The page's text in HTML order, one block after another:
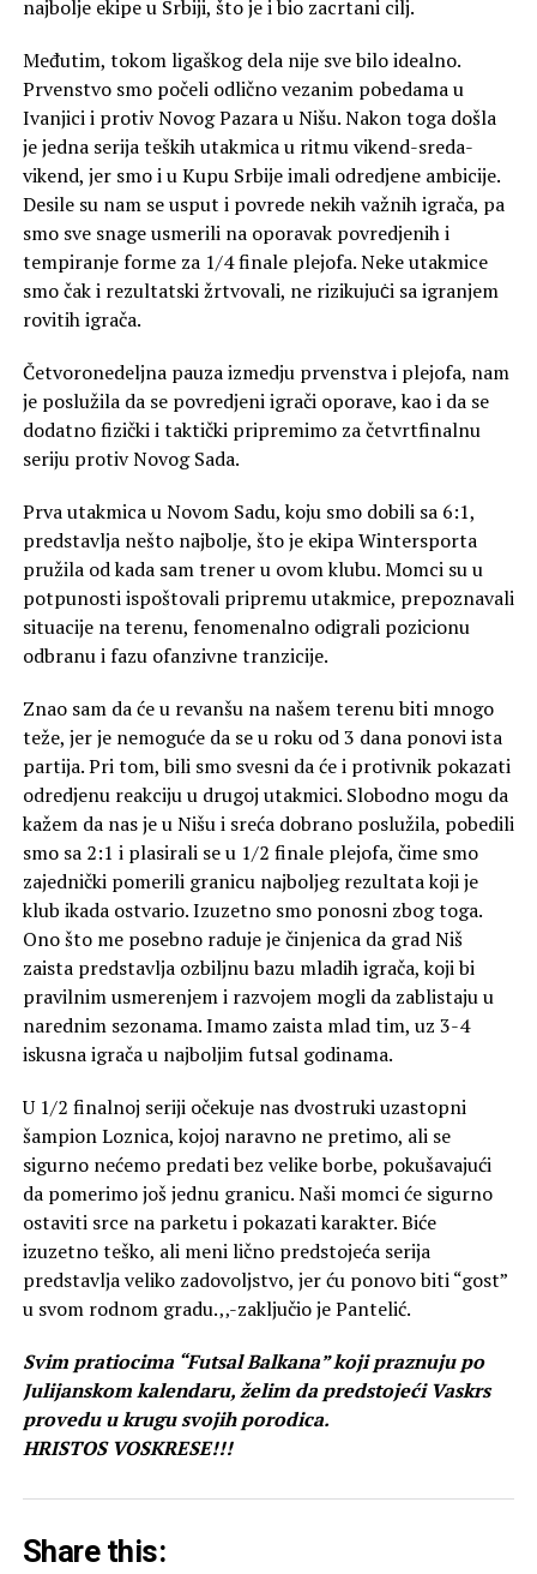
najbolje ekipe u Srbiji, što je i bio zacrtani cilj.
Međutim, tokom ligaškog dela nije sve bilo idealno.
Prvenstvo smo počeli odlično vezanim pobedama u
Ivanjici i protiv Novog Pazara u Nišu. Nakon toga došla
je jedna serija teških utakmica u ritmu vikend-sreda-
vikend, jer smo i u Kupu Srbije imali odredjene ambicije.
Desile su nam se usput i povrede nekih važnih igrača, pa
smo sve snage usmerili na oporavak povredjenih i
tempiranje forme za 1/4 finale plejofa. Neke utakmice
smo čak i rezultatski žrtvovali, ne rizikujuċi sa igranjem
rovitih igrača.
Četvoronedeljna pauza izmedju prvenstva i plejofa, nam
je poslužila da se povredjeni igrači oporave, kao i da se
dodatno fizički i taktički pripremimo za četvrtfinalnu
seriju protiv Novog Sada.
Prva utakmica u Novom Sadu, koju smo dobili sa 6:1,
predstavlja nešto najbolje, što je ekipa Wintersporta
pružila od kada sam trener u ovom klubu. Momci su u
potpunosti ispoštovali pripremu utakmice, prepoznavali
situacije na terenu, fenomenalno odigrali pozicionu
odbranu i fazu ofanzivne tranzicije.
Znao sam da će u revanšu na našem terenu biti mnogo
teže, jer je nemoguće da se u roku od 3 dana ponovi ista
partija. Pri tom, bili smo svesni da će i protivnik pokazati
odredjenu reakciju u drugoj utakmici. Slobodno mogu da
kažem da nas je u Nišu i sreća dobrano poslužila, pobedili
smo sa 2:1 i plasirali se u 1/2 finale plejofa, čime smo
zajednički pomerili granicu najboljeg rezultata koji je
klub ikada ostvario. Izuzetno smo ponosni zbog toga.
Ono što me posebno raduje je činjenica da grad Niš
zaista predstavlja ozbiljnu bazu mladih igrača, koji bi
pravilnim usmerenjem i razvojem mogli da zablistaju u
narednim sezonama. Imamo zaista mlad tim, uz 3-4
iskusna igrača u najboljim futsal godinama.
U 1/2 finalnoj seriji očekuje nas dvostruki uzastopni
šampion Loznica, kojoj naravno ne pretimo, ali se
sigurno nećemo predati bez velike borbe, pokušavajući
da pomerimo još jednu granicu. Naši momci će sigurno
ostaviti srce na parketu i pokazati karakter. Biće
izuzetno teško, ali meni lično predstojeća serija
predstavlja veliko zadovoljstvo, jer ću ponovo biti “gost”
u svom rodnom gradu.‚‚-zaključio je Pantelić.
Svim pratiocima “Futsal Balkana” koji praznuju po
Julijanskom kalendaru, želim da predstojeći Vaskrs
provedu u krugu svojih porodica.
HRISTOS VOSKRESE!!!
Share this: